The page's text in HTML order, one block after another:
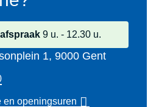
9 u. 12.30 u.
1, 9000 Gent
en openingsuren